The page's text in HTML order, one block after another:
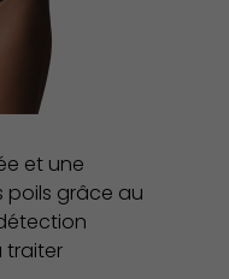
et une
poils grâce au
traiter